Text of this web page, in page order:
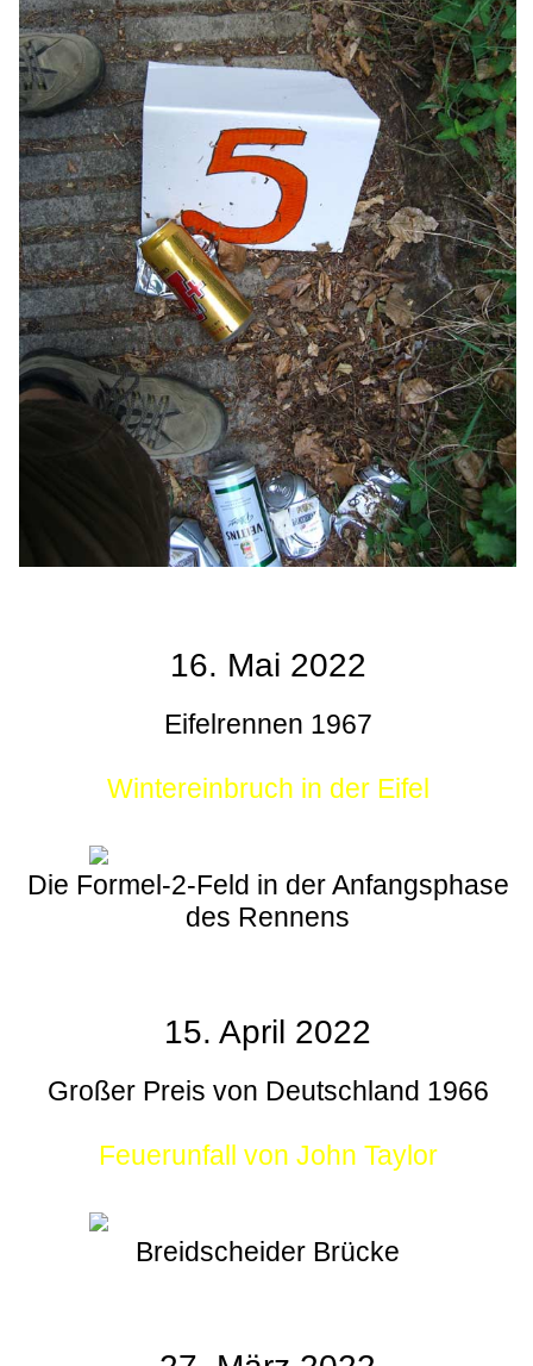
16. Mai 2022
Eifelrennen 1967
Wintereinbruch in der Eifel
Die Formel-2-Feld in der Anfangsphase
des Rennens
15. April 2022
Großer Preis von Deutschland 1966
Feuerunfall von John Taylor
Breidscheider Brücke